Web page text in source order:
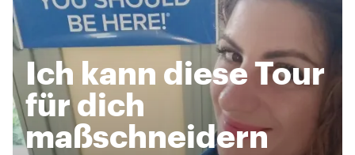
Ich kann diese Tour
für dich
maßschneidern